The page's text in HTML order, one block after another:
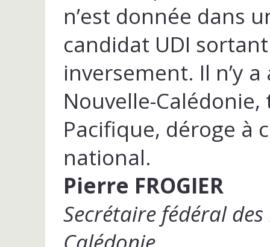
n’est donnée dans
candidat UDI
inversement. Il n’y
Nouvelle-
Pacifique, déroge à
national.
Pierre FROGIER
Secrétaire fédéral